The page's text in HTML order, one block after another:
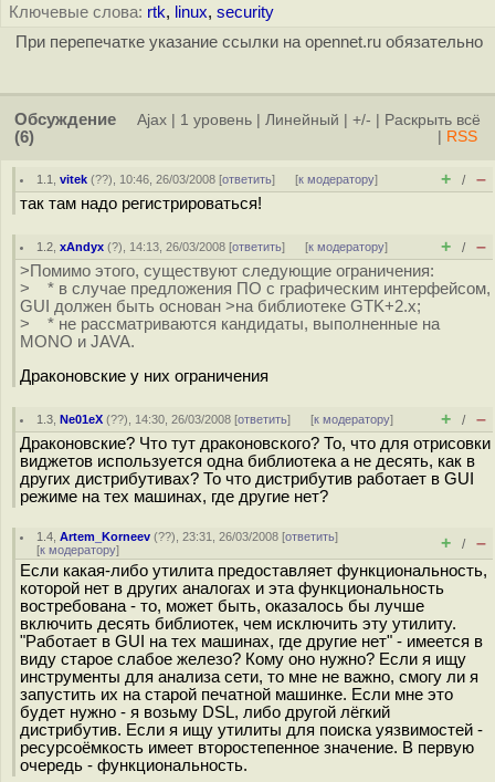
Ключевые слова: rtk, linux, security
При перепечатке указание ссылки на opennet.ru обязательно
Обсуждение
(6)
Ajax 1 уровень Линейный +/-
Раскрыть всё
RSS
1.1 ,vitek (??), 10:46, 26/03/2008 [ответить] [к модератору] + / –
так там надо регистрироваться!
1.2 ,xAndyx (?), 14:13, 26/03/2008 [ответить] [к модератору] + / –
>Помимо этого, существуют следующие ограничения:
> * в случае предложения ПО с графическим интерфейсом,
GUI должен быть основан >на библиотеке GTK+2.x;
> * не рассматриваются кандидаты, выполненные на
MONO и JAVA.
Драконовские у них ограничения
1.3 ,Ne01eX (??), 14:30, 26/03/2008 [ответить] [к модератору] + / –
Драконовские? Что тут драконовского? То, что для отрисовки
виджетов используется одна библиотека а не десять, как в
других дистрибутивах? То что дистрибутив работает в GUI
режиме на тех машинах, где другие нет?
1.4 ,Artem_Korneev (??), 23:31, 26/03/2008 [ответить]
[к модератору] + / –
Если какая-либо утилита предоставляет функциональность,
которой нет в других аналогах и эта функциональность
востребована - то, может быть, оказалось бы лучше
включить десять библиотек, чем исключить эту утилиту.
"Работает в GUI на тех машинах, где другие нет" - имеется в
виду старое слабое железо? Кому оно нужно? Если я ищу
инструменты для анализа сети, то мне не важно, смогу ли я
запустить их на старой печатной машинке. Если мне это
будет нужно - я возьму DSL, либо другой лёгкий
дистрибутив. Если я ищу утилиты для поиска уязвимостей -
ресурсоёмкость имеет второстепенное значение. В первую
очередь - функциональность.